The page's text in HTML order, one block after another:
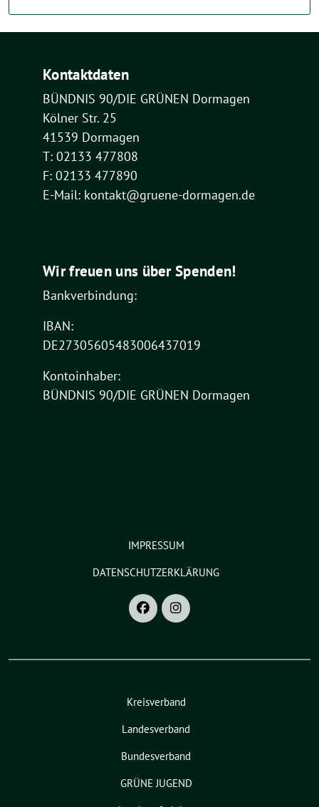
Kontaktdaten
BÜNDNIS 90/DIE GRÜNEN Dormagen
Kölner Str. 25
41539 Dormagen
T: 02133 477808
F: 02133 477890
E-Mail: kontakt@gruene-dormagen.de
Wir freuen uns über Spenden!
Bankverbindung:
IBAN:
DE27305605483006437019
Kontoinhaber:
BÜNDNIS 90/DIE GRÜNEN Dormagen
IMPRESSUM
DATENSCHUTZERKLÄRUNG
Kreisverband
Landesverband
Bundesverband
GRÜNE JUGEND